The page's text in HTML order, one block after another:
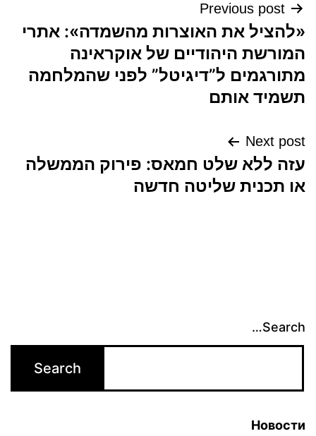
ניווט
Previous post
«להציל את האוצרות מהשמדה»: אתרי
המורשת היהודיים של אוקראינה
מתורגמים ל”דיגיטל” לפני שהמלחמה
תשמיד אותם
Next post
עזה ללא שלט חמאס: פירוק הממשלה
או תכנית שליטה חדשה
Search…
Новости